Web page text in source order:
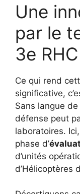
Une
par le
3e RHC
Ce qui rend
significative,
Sans langue
défense peut
laboratoires.
phase d’
d’unités
d’Hélicoptères